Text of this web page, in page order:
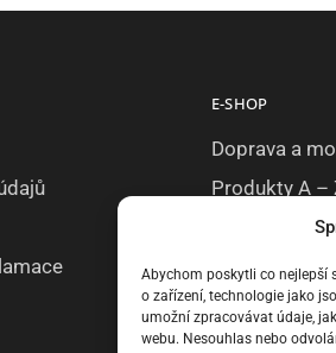
Abychom poskytli co nejlepší
o zařízení, technologie jako
umožní zpracovávat údaje,
webu. Nesouhlas nebo
E-SHOP
Doprava a
Produkty A –
Značky A – Z